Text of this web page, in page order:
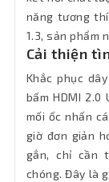
năng tương
1.3, sản phẩm
Cải thiện
Khắc phục
bấm HDMI 2.0
mối ốc nhấn
giờ đơn giản
gắn, chỉ cần
chóng. Đây là